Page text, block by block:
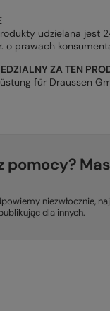
udzielana jest
o prawach
ZA TEN
für Draussen
pomocy?
niezwłocznie,
dla innych.